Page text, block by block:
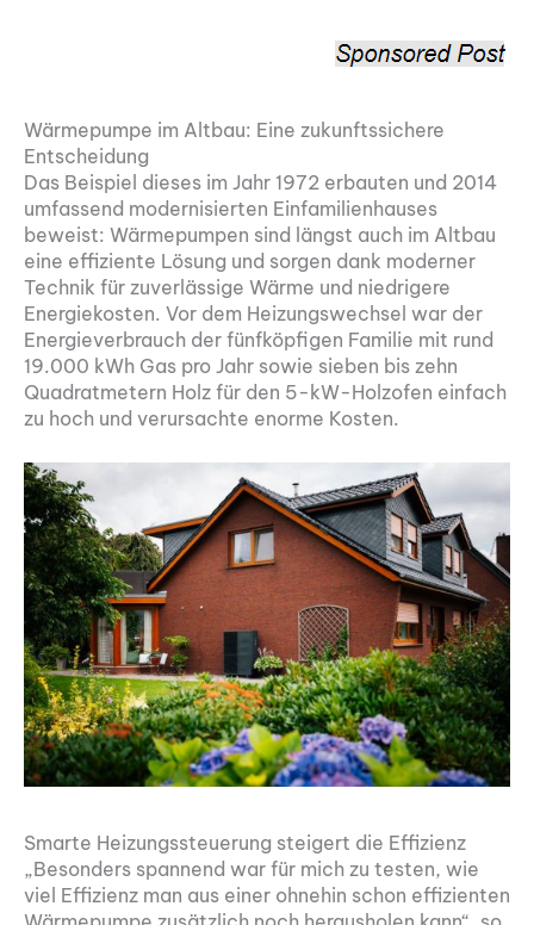
Wärmepumpe im Altbau: Eine zukunftssichere
Entscheidung
Das Beispiel dieses im Jahr 1972 erbauten und 2014
umfassend modernisierten Einfamilienhauses
beweist: Wärmepumpen sind längst auch im Altbau
eine effiziente Lösung und sorgen dank moderner
Technik für zuverlässige Wärme und niedrigere
Energiekosten. Vor dem Heizungswechsel war der
Energieverbrauch der fünfköpfigen Familie mit rund
19.000 kWh Gas pro Jahr sowie sieben bis zehn
Quadratmetern Holz für den 5-kW-Holzofen einfach
zu hoch und verursachte enorme Kosten.
Smarte Heizungssteuerung steigert die Effizienz
„Besonders spannend war für mich zu testen, wie
viel Effizienz man aus einer ohnehin schon effizienten